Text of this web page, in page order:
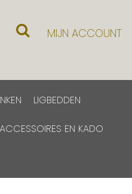
MIJN ACCOUNT
LIGBEDDEN
ACCESSOIRES EN KADO